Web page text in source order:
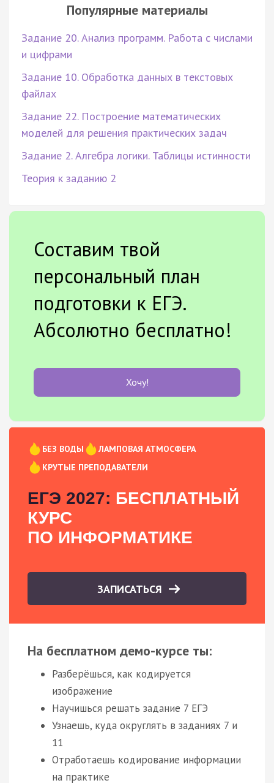
Популярные материалы
Задание 20. Анализ программ. Работа с числами
и цифрами
Задание 10. Обработка данных в текстовых
файлах
Задание 22. Построение математических
моделей для решения практических задач
Задание 2. Алгебра логики. Таблицы истинности
Теория к заданию 2
Составим твой
персональный план
подготовки к ЕГЭ.
Абсолютно бесплатно!
Хочу!
БЕЗ ВОДЫ
ЛАМПОВАЯ АТМОСФЕРА
КРУТЫЕ ПРЕПОДАВАТЕЛИ
ЕГЭ 2027: БЕСПЛАТНЫЙ
КУРС
ПО ИНФОРМАТИКЕ
ЗАПИСАТЬСЯ
На бесплатном демо-курсе ты:
Разберёшься, как кодируется
изображение
Научишься решать задание 7 ЕГЭ
Узнаешь, куда округлять в заданиях 7 и
11
Отработаешь кодирование информации
на практике